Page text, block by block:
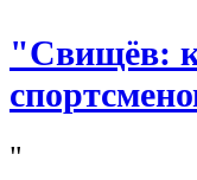
"Свищёв:
"